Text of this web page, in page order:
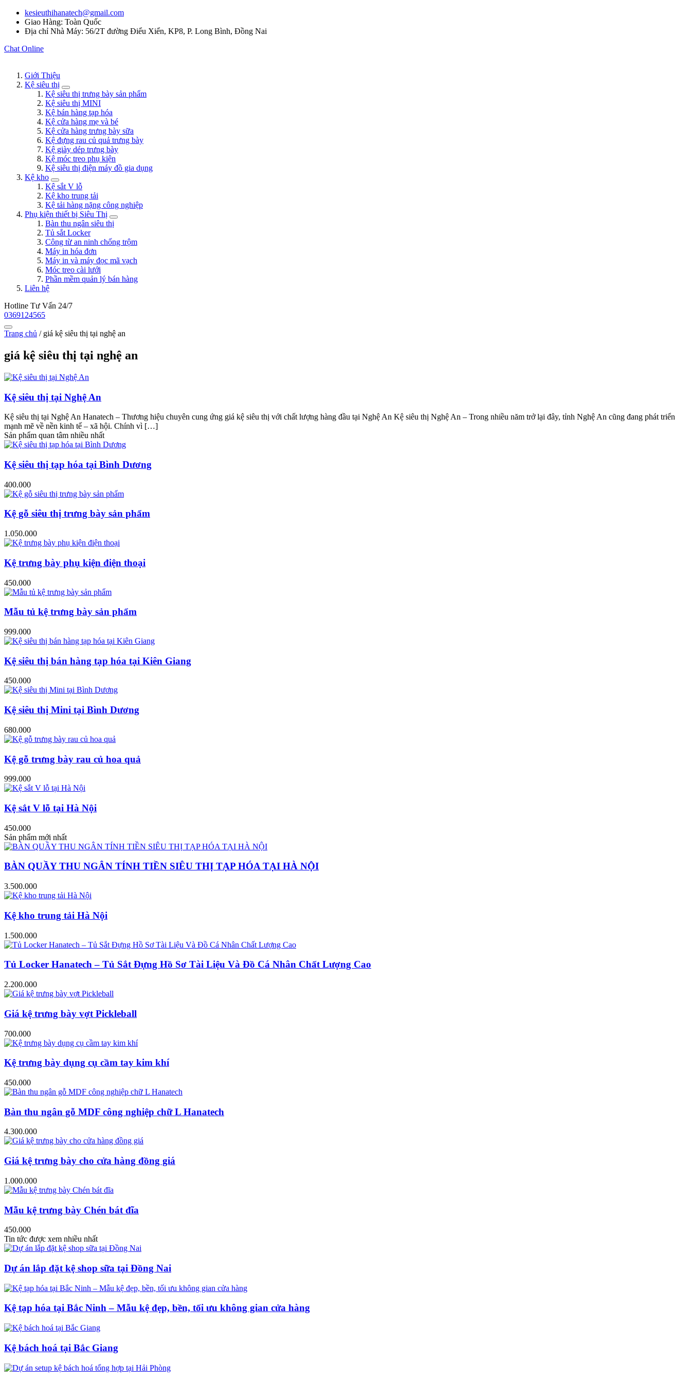
kesieuthihanatech@gmail.com
Giao Hàng: Toàn Quốc
Địa chỉ Nhà Máy: 56/2T đường Điểu Xiển, KP8, P. Long Bình, Đồng Nai
Chat Online
Giới Thiệu
Kệ siêu thị
Kệ siêu thị trưng bày sản phẩm
Kệ siêu thị MINI
Kệ bán hàng tạp hóa
Kệ cửa hàng mẹ và bé
Kệ cửa hàng trưng bày sữa
Kệ đựng rau củ quả trưng bày
Kệ giày dép trưng bày
Kệ móc treo phụ kiện
Kệ siêu thị điện máy đồ gia dụng
Kệ kho
Kệ sắt V lỗ
Kệ kho trung tải
Kệ tải hàng nặng công nghiệp
Phụ kiện thiết bị Siêu Thị
Bàn thu ngân siêu thị
Tủ sắt Locker
Công từ an ninh chống trộm
Máy in hóa đơn
Máy in và máy đọc mã vạch
Móc treo cài lưới
Phần mềm quản lý bán hàng
Liên hệ
Hotline Tư Vấn 24/7
0369124565
Trang chủ / giá kệ siêu thị tại nghệ an
giá kệ siêu thị tại nghệ an
Kệ siêu thị tại Nghệ An
Kệ siêu thị tại Nghệ An Hanatech – Thương hiệu chuyên cung ứng giá kệ siêu thị với chất lượng hàng đầu tại Nghệ An Kệ siêu thị Nghệ An – Trong nhiều năm trở lại đây, tỉnh Nghệ An cũng đang phát triển
mạnh mẽ về nền kinh tế – xã hội. Chính vì […]
Sản phẩm quan tâm nhiều nhất
Kệ siêu thị tạp hóa tại Bình Dương
400.000
Kệ gỗ siêu thị trưng bày sản phẩm
1.050.000
Kệ trưng bày phụ kiện điện thoại
450.000
Mẫu tủ kệ trưng bày sản phẩm
999.000
Kệ siêu thị bán hàng tạp hóa tại Kiên Giang
450.000
Kệ siêu thị Mini tại Bình Dương
680.000
Kệ gỗ trưng bày rau củ hoa quả
999.000
Kệ sắt V lỗ tại Hà Nội
450.000
Sản phẩm mới nhất
BÀN QUẦY THU NGÂN TÍNH TIỀN SIÊU THỊ TẠP HÓA TẠI HÀ NỘI
3.500.000
Kệ kho trung tải Hà Nội
1.500.000
Tủ Locker Hanatech – Tủ Sắt Đựng Hồ Sơ Tài Liệu Và Đồ Cá Nhân Chất Lượng Cao
2.200.000
Giá kệ trưng bày vợt Pickleball
700.000
Kệ trưng bày dụng cụ cầm tay kim khí
450.000
Bàn thu ngân gỗ MDF công nghiệp chữ L Hanatech
4.300.000
Giá kệ trưng bày cho cửa hàng đồng giá
1.000.000
Mẫu kệ trưng bày Chén bát đĩa
450.000
Tin tức được xem nhiều nhất
Dự án lắp đặt kệ shop sữa tại Đồng Nai
Kệ tạp hóa tại Bắc Ninh – Mẫu kệ đẹp, bền, tối ưu không gian cửa hàng
Kệ bách hoá tại Bắc Giang